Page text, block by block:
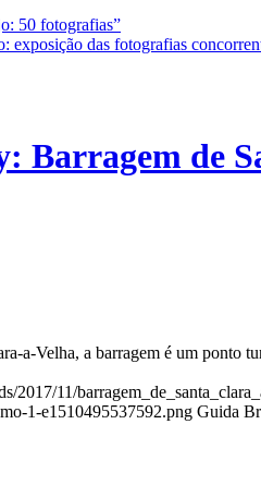
50 fotografias”
exposição das fotografias
Barragem de
a-Velha, a barragem é um ponto
2017/11/
1-e1510495537592.png Guida